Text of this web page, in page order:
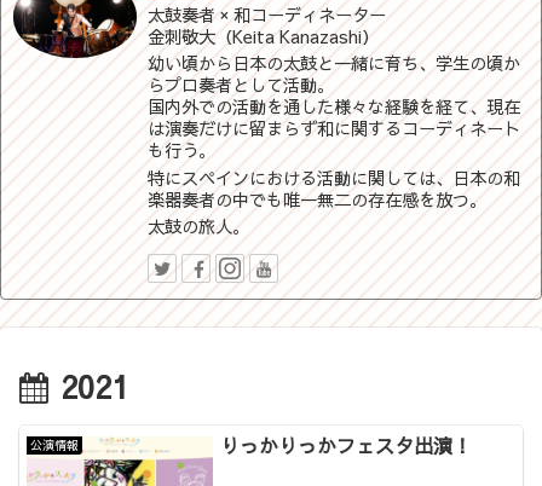
太鼓奏者 × 和コーディネーター
金刺敬大（Keita Kanazashi）
幼い頃から日本の太鼓と一緒に育ち、学生の頃か
らプロ奏者として活動。
国内外での活動を通した様々な経験を経て、現在
は演奏だけに留まらず和に関するコーディネート
も行う。
特にスペインにおける活動に関しては、日本の和
楽器奏者の中でも唯一無二の存在感を放つ。
太鼓の旅人。
2021
公演情報 りっかりっかフェスタ出演！